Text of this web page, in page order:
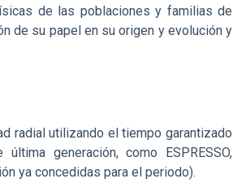
de las poblaciones y familias de
de su papel en su origen y evolución y
radial utilizando el tiempo garantizado
generación, como ESPRESSO,
ya concedidas para el periodo).